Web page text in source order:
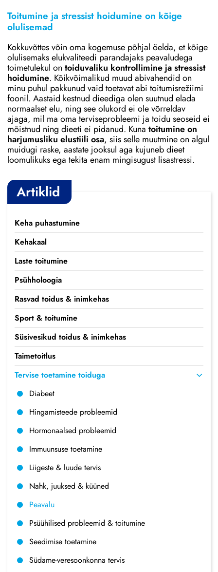
Artiklid
Keha puhastumine
Kehakaal
Laste toitumine
Psühholoogia
Rasvad toidus & inimkehas
Sport & toitumine
Süsivesikud toidus & inimkehas
Taimetoitlus
Tervise toetamine toiduga
Diabeet
Hingamisteede probleemid
Hormonaalsed probleemid
Immuunsuse toetamine
Liigeste & luude tervis
Nahk, juuksed & küüned
Peavalu
Psüühilised probleemid & toitumine
Seedimise toetamine
Südame-veresoonkonna tervis
Toitumine ja stressist hoidumine on kõige
olulisemad
Kokkuvõttes võin oma kogemuse põhjal öelda, et kõige
olulisemaks elukvaliteedi parandajaks peavaludega
toimetulekul on toiduvaliku kontrollimine ja stressist
hoidumine. Kõikvõimalikud muud abivahendid on
minu puhul pakkunud vaid toetavat abi toitumisrežiimi
foonil. Aastaid kestnud dieediga olen suutnud elada
normaalset elu, ning see olukord ei ole võrreldav
ajaga, mil ma oma terviseprobleemi ja toidu seoseid ei
mõistnud ning dieeti ei pidanud. Kuna toitumine on
harjumusliku elustiili osa, siis selle muutmine on algul
muidugi raske, aastate jooksul aga kujuneb dieet
loomulikuks ega tekita enam mingisugust lisastressi.